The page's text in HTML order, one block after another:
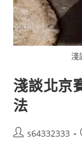
淺
淺談北京
法
s64332333